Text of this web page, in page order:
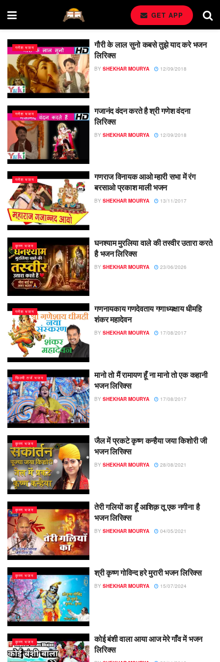
GET APP
गणेश भजन
गौरी के लाल सुनो कबसे तुझे याद करे भजन
लिरिक्स
BY SHEKHAR MOURYA 12/09/2018
गणेश भजन
गजानंद वंदन करते है श्री गणेश वंदना
लिरिक्स
BY SHEKHAR MOURYA 12/09/2018
गणेश भजन
गणराज विनायक आओ म्हारी सभा में रंग
बरसाओ प्रकाश माली भजन
BY SHEKHAR MOURYA 13/11/2017
कृष्ण भजन
घनश्याम मुरलिया वाले की तस्वीर उतारा करते
है भजन लिरिक्स
BY SHEKHAR MOURYA 23/06/2026
गणेश भजन
गणनायकाय गणदेवताय गणाध्यक्षाय धीमहि
शंकर महादेवन
BY SHEKHAR MOURYA 17/08/2017
फिल्मी तर्ज भजन
मानो तो मैं रामायण हूँ ना मानो तो एक कहानी
भजन लिरिक्स
BY SHEKHAR MOURYA 17/08/2017
कृष्ण भजन
जैल में प्रकटे कृष्ण कन्हैया जया किशोरी जी
भजन लिरिक्स
BY SHEKHAR MOURYA 28/08/2021
कृष्ण भजन
तेरी गलियों का हूँ आशिक़ तू एक नगीना है
भजन लिरिक्स
BY SHEKHAR MOURYA 04/05/2021
कृष्ण भजन श्री कृष्ण गोविन्द हरे मुरारी भजन लिरिक्स
BY SHEKHAR MOURYA 15/07/2024
कृष्ण भजन
कोई बंशी वाला आया आज मेरे गाँव में भजन
लिरिक्स